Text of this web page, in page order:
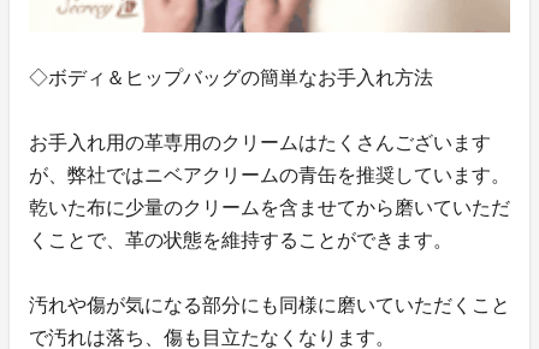
◇ボディ＆ヒップバッグの簡単なお手入れ方法
お手入れ用の革専用のクリームはたくさんございます
が、弊社ではニベアクリームの青缶を推奨しています。
乾いた布に少量のクリームを含ませてから磨いていただ
くことで、革の状態を維持することができます。
汚れや傷が気になる部分にも同様に磨いていただくこと
で汚れは落ち、傷も目立たなくなります。